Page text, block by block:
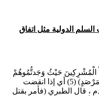
الدولية مثل اتفاق
الْمُشْرِكِينَ حَيْثُ وَجَدتُّمُوهُمْ
وَخُذُوهُمْ وَاحْصُرُوهُمْ وَاقْعُدُواْ لَهُمْ كُلَّ مَرْصَدٍ) (5) أي إذا انقضت
، قال الطبري (فأمر بقتل